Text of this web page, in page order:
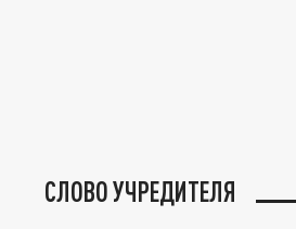
СЛОВО УЧРЕДИТЕЛЯ